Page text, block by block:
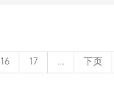
16 17 ... 下页